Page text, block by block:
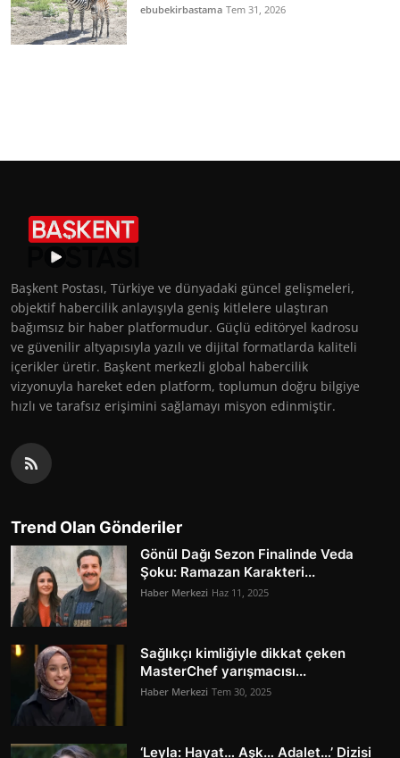
ebubekirbastama Tem 31, 2026
Başkent Postası, Türkiye ve dünyadaki güncel gelişmeleri,
objektif habercilik anlayışıyla geniş kitlelere ulaştıran
bağımsız bir haber platformudur. Güçlü editöryel kadrosu
ve güvenilir altyapısıyla yazılı ve dijital formatlarda kaliteli
içerikler üretir. Başkent merkezli global habercilik
vizyonuyla hareket eden platform, toplumun doğru bilgiye
hızlı ve tarafsız erişimini sağlamayı misyon edinmiştir.
Trend Olan Gönderiler
Gönül Dağı Sezon Finalinde Veda
Şoku: Ramazan Karakteri...
Haber Merkezi Haz 11, 2025
Sağlıkçı kimliğiyle dikkat çeken
MasterChef yarışmacısı...
Haber Merkezi Tem 30, 2025
‘Leyla: Hayat… Aşk… Adalet…’ Dizisi